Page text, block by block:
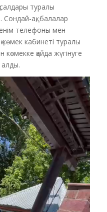
салдары туралы
Сондай-ақ, балалар
телефоны мен
кабинеті туралы
қайда жүгінуге